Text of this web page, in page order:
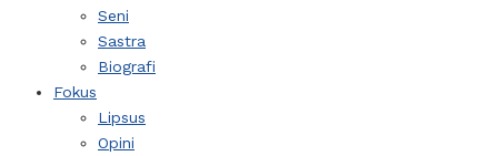
Seni
Sastra
Biografi
Fokus
Lipsus
Opini